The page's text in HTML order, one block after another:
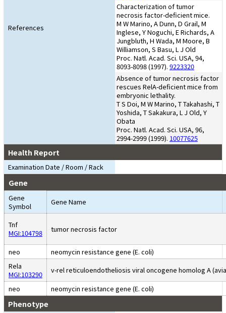
References
Characterization of tumor
necrosis factor-deficient mice.
M W Marino, A Dunn, D Grail, M
Inglese, Y Noguchi, E Richards, A
Jungbluth, H Wada, M Moore, B
Williamson, S Basu, L J Old
Proc. Natl. Acad. Sci. USA, 94,
8093-8098 (1997). 9223320
Absence of tumor necrosis factor
rescues RelA-deficient mice from
embryonic lethality.
T S Doi, M W Marino, T Takahashi, T
Yoshida, T Sakakura, L J Old, Y
Obata
Proc. Natl. Acad. Sci. USA, 96,
2994-2999 (1999). 10077625
Health Report
Examination Date / Room / Rack
Gene
Gene
Symbol
Gene Name
Tnf
MGI:104798
tumor necrosis factor
neo
neomycin resistance gene (E. coli)
Rela
MGI:103290
v-rel reticuloendotheliosis viral oncogene homolog A
neo
neomycin resistance gene (E. coli)
Phenotype